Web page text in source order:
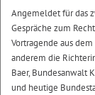
Angemeldet für das
Gespräche zum
Vortragende aus
anderem die
Baer, Bundesanwalt
und heutige